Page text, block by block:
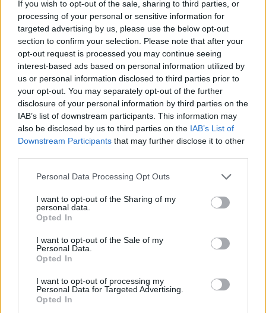
If you wish to opt-out of the sale, sharing to third parties, or
processing of your personal or sensitive information for
targeted advertising by us, please use the below opt-out
section to confirm your selection. Please note that after your
opt-out request is processed you may continue seeing
interest-based ads based on personal information utilized by
us or personal information disclosed to third parties prior to
your opt-out. You may separately opt-out of the further
disclosure of your personal information by third parties on the
IAB’s list of downstream participants. This information may
also be disclosed by us to third parties on the IAB’s List of
Downstream Participants that may further disclose it to other
Personal Data Processing Opt Outs
I want to opt-out of the Sharing of my
personal data.
Opted In
I want to opt-out of the Sale of my
Personal Data.
Opted In
I want to opt-out of processing my
Personal Data for Targeted Advertising.
Opted In
antichi testi
24/12/2011
Cd con i testi di Battisti-Mogol
Sony condannata. E ora il web
trema
13/11/2011
Tutto fa brodo se il fine ultimo è
rientro dalle ferie devono
accollarsi anche il salasso dei
testi scolastici.
28/08/2011
Testi scolastici, aiuti alle
famiglie